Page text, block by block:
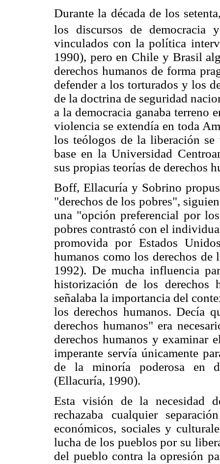
Durante la década de los
los discursos de democracia
vinculados con la política
1990), pero en Chile y Brasil
derechos humanos de forma
defender a los torturados y los
de la doctrina de seguridad
a la democracia ganaba terreno
violencia se extendía en toda
los teólogos de la liberación
base en la Universidad
sus propias teorías de derechos
Boff, Ellacuría y Sobrino
"derechos de los pobres",
una "opción preferencial por
pobres contrastó con el
promovida por Estados
humanos como los derechos de
1992). De mucha influencia
historización de los derechos
señalaba la importancia del
los derechos humanos. Decía
derechos humanos" era
derechos humanos y examinar
imperante servía únicamente
de la minoría poderosa en
(Ellacuría, 1990).
Esta visión de la necesidad
rechazaba cualquier
económicos, sociales y
lucha de los pueblos por su
del pueblo contra la opresión